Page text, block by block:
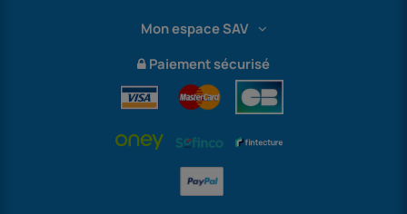
Mon espace SAV
Paiement sécurisé